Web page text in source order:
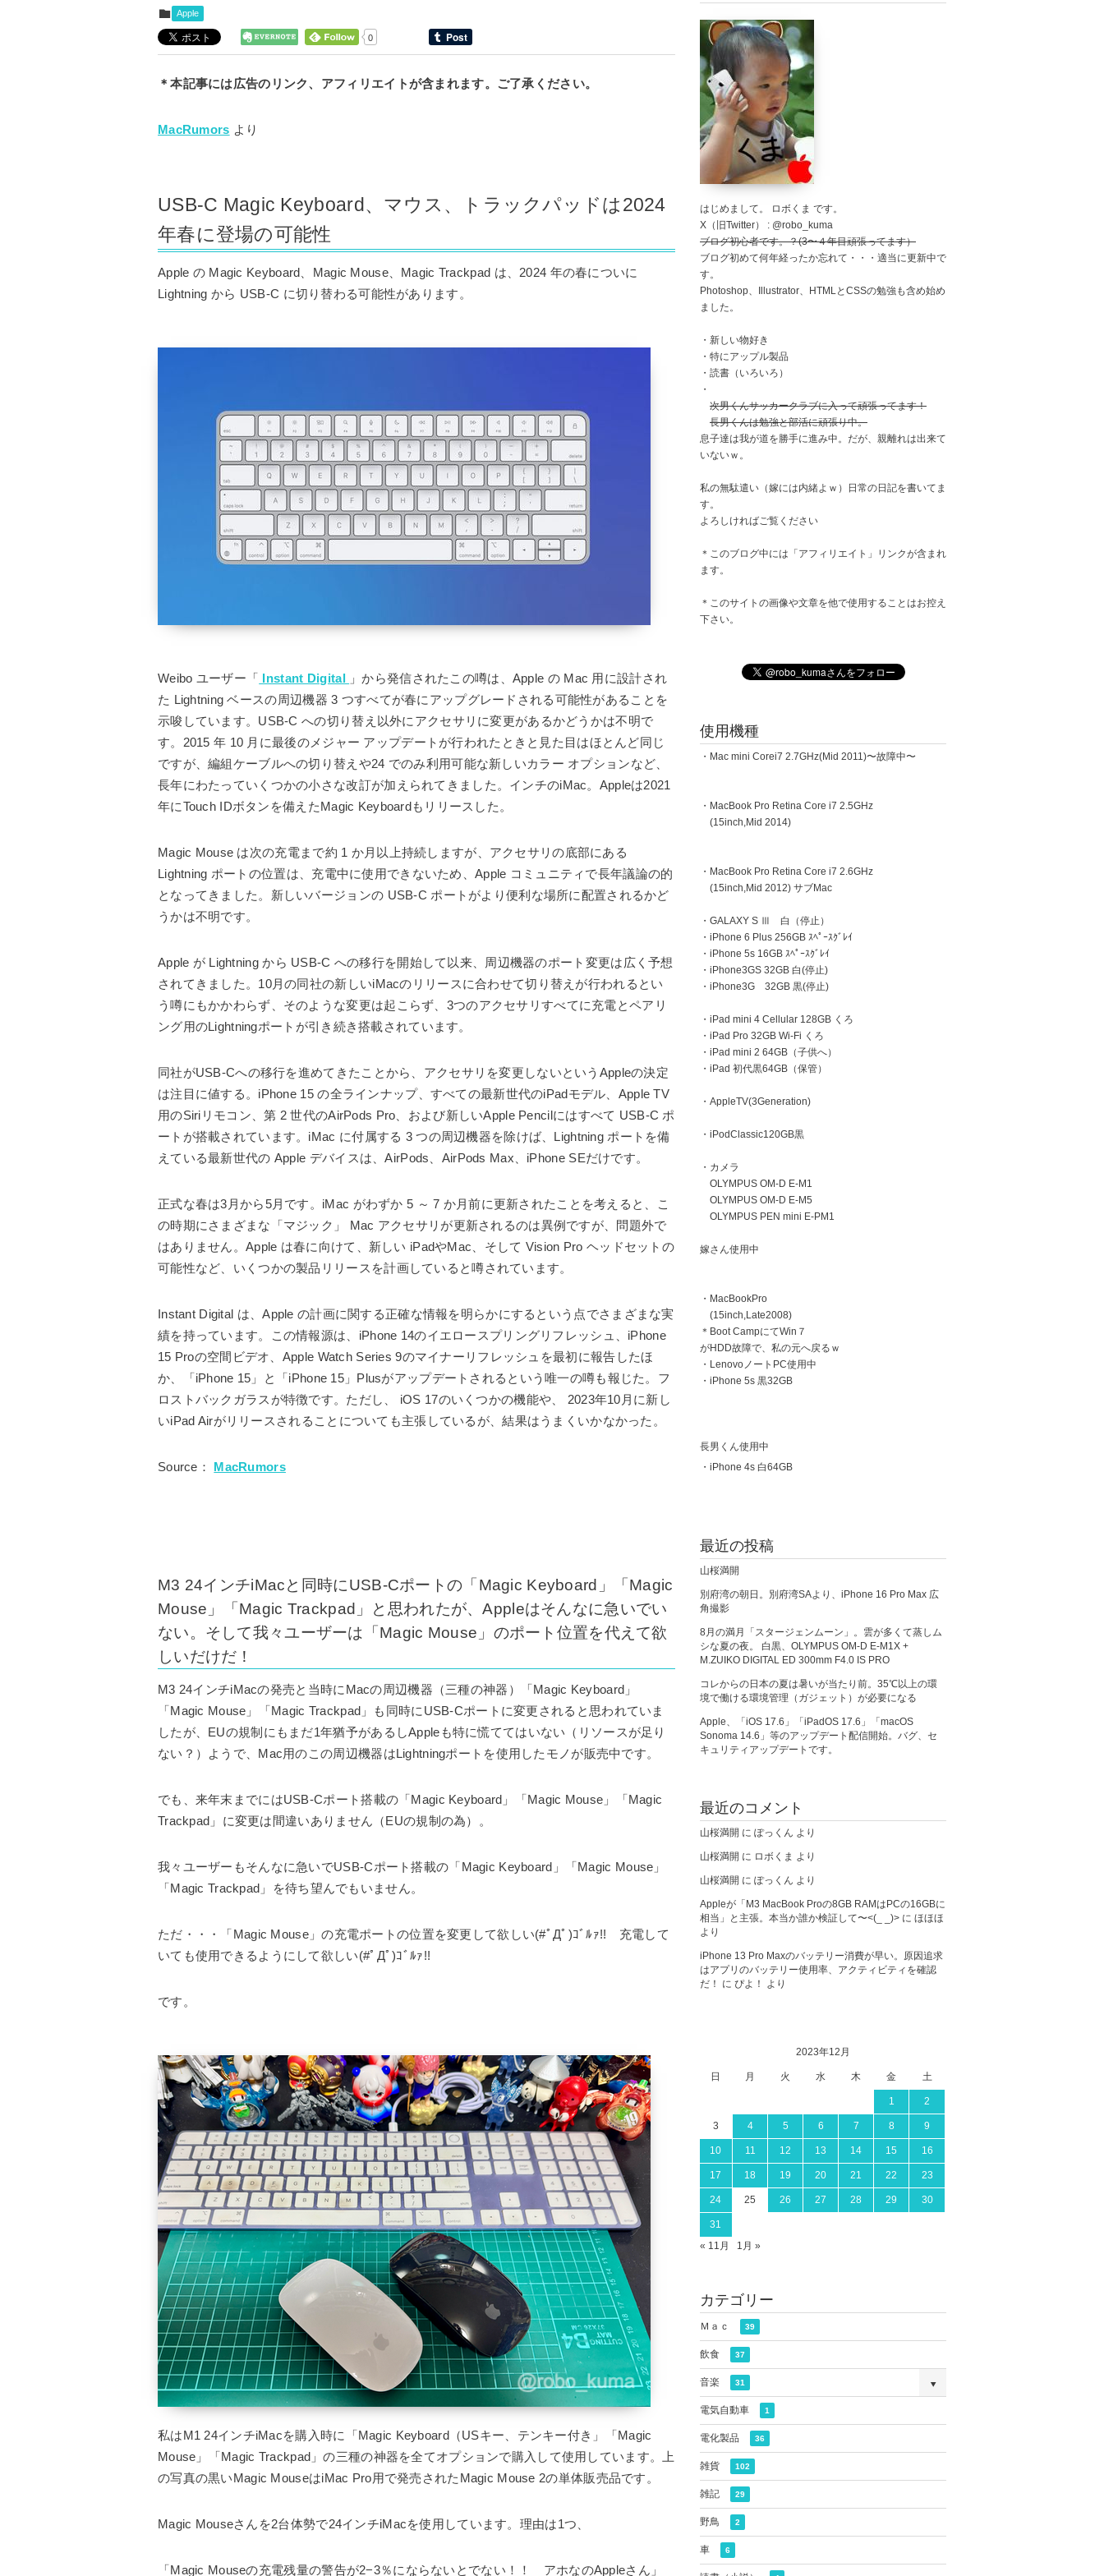
Apple
0
＊本記事には広告のリンク、アフィリエイトが含まれます。ご了承ください。
MacRumors より
USB-C Magic Keyboard、マウス、トラックパッドは2024
年春に登場の可能性
Apple の Magic Keyboard、Magic Mouse、Magic Trackpad は、2024 年の春についに
Lightning から USB-C に切り替わる可能性があります。
Weibo ユーザー「 Instant Digital
」から発信されたこの噂は、Apple の Mac 用に設計され
た Lightning ベースの周辺機器 3 つすべてが春にアップグレードされる可能性があることを
示唆しています。USB-C への切り替え以外にアクセサリに変更があるかどうかは不明で
す。2015 年 10 月に最後のメジャー アップデートが行われたときと見た目はほとんど同じ
ですが、編組ケーブルへの切り替えや24 でのみ利用可能な新しいカラー オプションなど、
長年にわたっていくつかの小さな改訂が加えられてきました。インチのiMac。Appleは2021
年にTouch IDボタンを備えたMagic Keyboardもリリースした。
Magic Mouse は次の充電まで約 1 か月以上持続しますが、アクセサリの底部にある
Lightning ポートの位置は、充電中に使用できないため、Apple コミュニティで長年議論の的
となってきました。新しいバージョンの USB-C ポートがより便利な場所に配置されるかど
うかは不明です。
Apple が Lightning から USB-C への移行を開始して以来、周辺機器のポート変更は広く予想
されてきました。10月の同社の新しいiMacのリリースに合わせて切り替えが行われるとい
う噂にもかかわらず、そのような変更は起こらず、3つのアクセサリすべてに充電とペアリ
ング用のLightningポートが引き続き搭載されています。
同社がUSB-Cへの移行を進めてきたことから、アクセサリを変更しないというAppleの決定
は注目に値する。iPhone 15 の全ラインナップ、すべての最新世代のiPadモデル、Apple TV
用のSiriリモコン、第 2 世代のAirPods Pro、および新しいApple Pencilにはすべて USB-C ポ
ートが搭載されています。iMac に付属する 3 つの周辺機器を除けば、Lightning ポートを備
えている最新世代の Apple デバイスは、AirPods、AirPods Max、iPhone SEだけです。
正式な春は3月から5月です。iMac がわずか 5 ～ 7 か月前に更新されたことを考えると、こ
の時期にさまざまな「マジック」 Mac アクセサリが更新されるのは異例ですが、問題外で
はありません。Apple は春に向けて、新しい iPadやMac、そして Vision Pro ヘッドセットの
可能性など、いくつかの製品リリースを計画していると噂されています。
Instant Digital は、Apple の計画に関する正確な情報を明らかにするという点でさまざまな実
績を持っています。この情報源は、iPhone 14のイエロースプリングリフレッシュ、iPhone
15 Proの空間ビデオ、Apple Watch Series 9のマイナーリフレッシュを最初に報告したほ
か、「iPhone 15」と「iPhone 15」Plusがアップデートされるという唯一の噂も報じた。フ
ロストバックガラスが特徴です。ただし、 iOS 17のいくつかの機能や、 2023年10月に新し
いiPad Airがリリースされることについても主張しているが、結果はうまくいかなかった。
Source： MacRumors
M3 24インチiMacと同時にUSB-Cポートの「Magic Keyboard」「Magic
Mouse」「Magic Trackpad」と思われたが、Appleはそんなに急いでい
ない。そして我々ユーザーは「Magic Mouse」のポート位置を代えて欲
しいだけだ！
M3 24インチiMacの発売と当時にMacの周辺機器（三種の神器）「Magic Keyboard」
「Magic Mouse」「Magic Trackpad」も同時にUSB-Cポートに変更されると思われていま
したが、EUの規制にもまだ1年猶予があるしAppleも特に慌ててはいない（リソースが足り
ない？）ようで、Mac用のこの周辺機器はLightningポートを使用したモノが販売中です。
でも、来年末までにはUSB-Cポート搭載の「Magic Keyboard」「Magic Mouse」「Magic
Trackpad」に変更は間違いありません（EUの規制の為）。
我々ユーザーもそんなに急いでUSB-Cポート搭載の「Magic Keyboard」「Magic Mouse」
「Magic Trackpad」を待ち望んでもいません。
ただ・・・「Magic Mouse」の充電ポートの位置を変更して欲しい(#ﾟДﾟ)ｺﾞﾙｧ!! 充電して
いても使用できるようにして欲しい(#ﾟДﾟ)ｺﾞﾙｧ!!
です。
私はM1 24インチiMacを購入時に「Magic Keyboard（USキー、テンキー付き」「Magic
Mouse」「Magic Trackpad」の三種の神器を全てオプションで購入して使用しています。上
の写真の黒いMagic MouseはiMac Pro用で発売されたMagic Mouse 2の単体販売品です。
Magic Mouseさんを2台体勢で24インチiMacを使用しています。理由は1つ、
「Magic Mouseの充電残量の警告が2−3％にならないとでない！！ アホなのAppleさん」
はじめまして。 ロボくま です。
X（旧Twitter） : @robo_kuma
ブログ初心者です。？(3〜４年目頑張ってます）
ブログ初めて何年経ったか忘れて・・・適当に更新中で
す。
Photoshop、Illustrator、HTMLとCSSの勉強も含め始め
ました。
・新しい物好き
・特にアップル製品
・読書（いろいろ）
・
次男くんサッカークラブに入って頑張ってます！
長男くんは勉強と部活に頑張り中。
息子達は我が道を勝手に進み中。だが、親離れは出来て
いないｗ。
私の無駄遣い（嫁には内緒よｗ）日常の日記を書いてま
す。
よろしければご覧ください
＊このブログ中には「アフィリエイト」リンクが含まれ
ます。
＊このサイトの画像や文章を他で使用することはお控え
下さい。
使用機種
・Mac mini Corei7 2.7GHz(Mid 2011)〜故障中〜
・MacBook Pro Retina Core i7 2.5GHz
(15inch,Mid 2014)
・MacBook Pro Retina Core i7 2.6GHz
(15inch,Mid 2012) サブMac
・GALAXY S Ⅲ 白（停止）
・iPhone 6 Plus 256GB ｽﾍﾟｰｽｸﾞﾚｲ
・iPhone 5s 16GB ｽﾍﾟｰｽｸﾞﾚｲ
・iPhone3GS 32GB 白(停止)
・iPhone3G 32GB 黒(停止)
・iPad mini 4 Cellular 128GB くろ
・iPad Pro 32GB Wi-Fi くろ
・iPad mini 2 64GB（子供へ）
・iPad 初代黒64GB（保管）
・AppleTV(3Generation)
・iPodClassic120GB黒
・カメラ
OLYMPUS OM-D E-M1
OLYMPUS OM-D E-M5
OLYMPUS PEN mini E-PM1
嫁さん使用中
・MacBookPro
(15inch,Late2008)
＊Boot CampにてWin７
がHDD故障で、私の元へ戻るｗ
・LenovoノートPC使用中
・iPhone 5s 黒32GB
長男くん使用中
・iPhone 4s 白64GB
最近の投稿
山桜満開
別府湾の朝日。別府湾SAより、iPhone 16 Pro Max 広
角撮影
8月の満月「スタージェンムーン」。雲が多くて蒸しム
シな夏の夜。 白黒、OLYMPUS OM-D E-M1X +
M.ZUIKO DIGITAL ED 300mm F4.0 IS PRO
コレからの日本の夏は暑いが当たり前。35℃以上の環
境で働ける環境管理（ガジェット）が必要になる
Apple、「iOS 17.6」「iPadOS 17.6」「macOS
Sonoma 14.6」等のアップデート配信開始。バグ、セ
キュリティアップデートです。
最近のコメント
山桜満開 に ぽっくん より
山桜満開 に ロボくま より
山桜満開 に ぽっくん より
Appleが「M3 MacBook Proの8GB RAMはPCの16GBに
相当」と主張。本当か誰か検証して〜<(_ _)> に ほほほ
より
iPhone 13 Pro Maxのバッテリー消費が早い。原因追求
はアプリのバッテリー使用率、アクティビティを確認
だ！
に ぴよ！ より
2023年12月
日 月 火 水 木 金 土
1 2
3 4 5 6 7 8 9
10 11 12 13 14 15 16
17 18 19 20 21 22 23
24 25 26 27 28 29 30
31
« 11月
1月 »
カテゴリー
Ｍａｃ 39
飲食 37
音楽 31
電気自動車 1
電化製品 36
雑貨 102
雑記 29
野鳥 2
車 6